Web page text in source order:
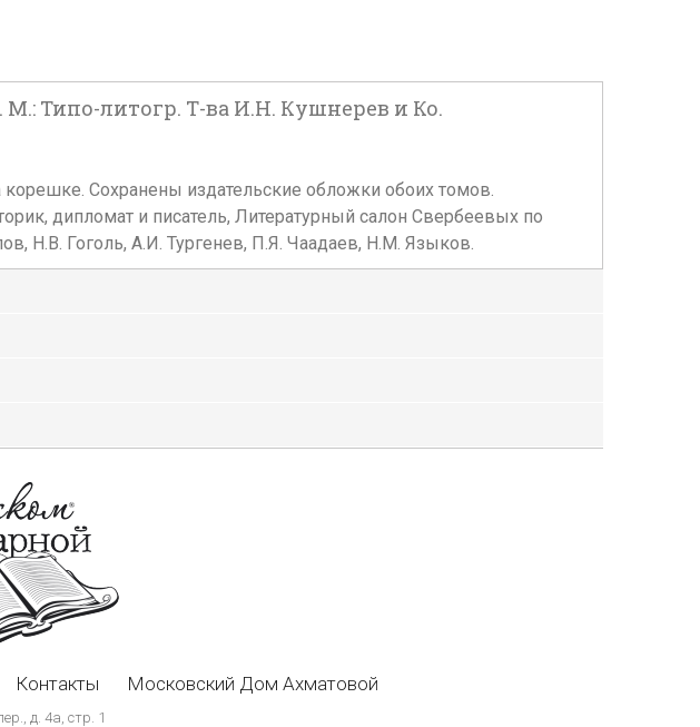
М.: Типо-литогр. Т-ва И.Н. Кушнерев и Ко.
Сохранены издательские обложки обоих томов.
дипломат и писатель, Литературный салон Свербеевых по
Н.В. Гоголь, А.И. Тургенев, П.Я. Чаадаев, Н.М. Языков.
Контакты Московский Дом Ахматовой
д. 4а, стр. 1